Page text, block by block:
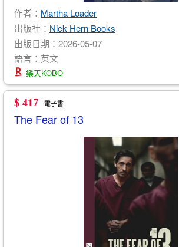
作者： Martha Loader
出版社： Nick Hern Books
出版日期：2026-05-07
語言：英文
樂天KOBO
$ 417 電子書
The Fear of 13